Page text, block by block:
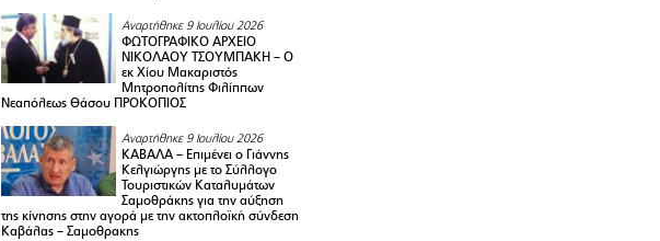
Αναρτήθηκε 9 Ιουλίου 2026
ΦΩΤΟΓΡΑΦΙΚΟ ΑΡΧΕΙΟ
ΝΙΚΟΛΑΟΥ ΤΣΟΥΜΠΑΚΗ – Ο
εκ Χίου Μακαριστός
Μητροπολίτης Φιλίππων
Νεαπόλεως Θάσου ΠΡΟΚΟΠΙΟΣ
Αναρτήθηκε 9 Ιουλίου 2026
ΚΑΒΑΛΑ – Επιμένει ο Γιάννης
Κελγιώργης με το Σύλλογο
Τουριστικών Καταλυμάτων
Σαμοθράκης για την αύξηση
της κίνησης στην αγορά με την ακτοπλοϊκή σύνδεση
Καβάλας – Σαμοθρακης